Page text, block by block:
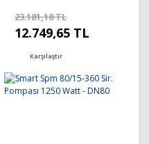
23.181,18 TL
12.749,65 TL
Karşılaştır